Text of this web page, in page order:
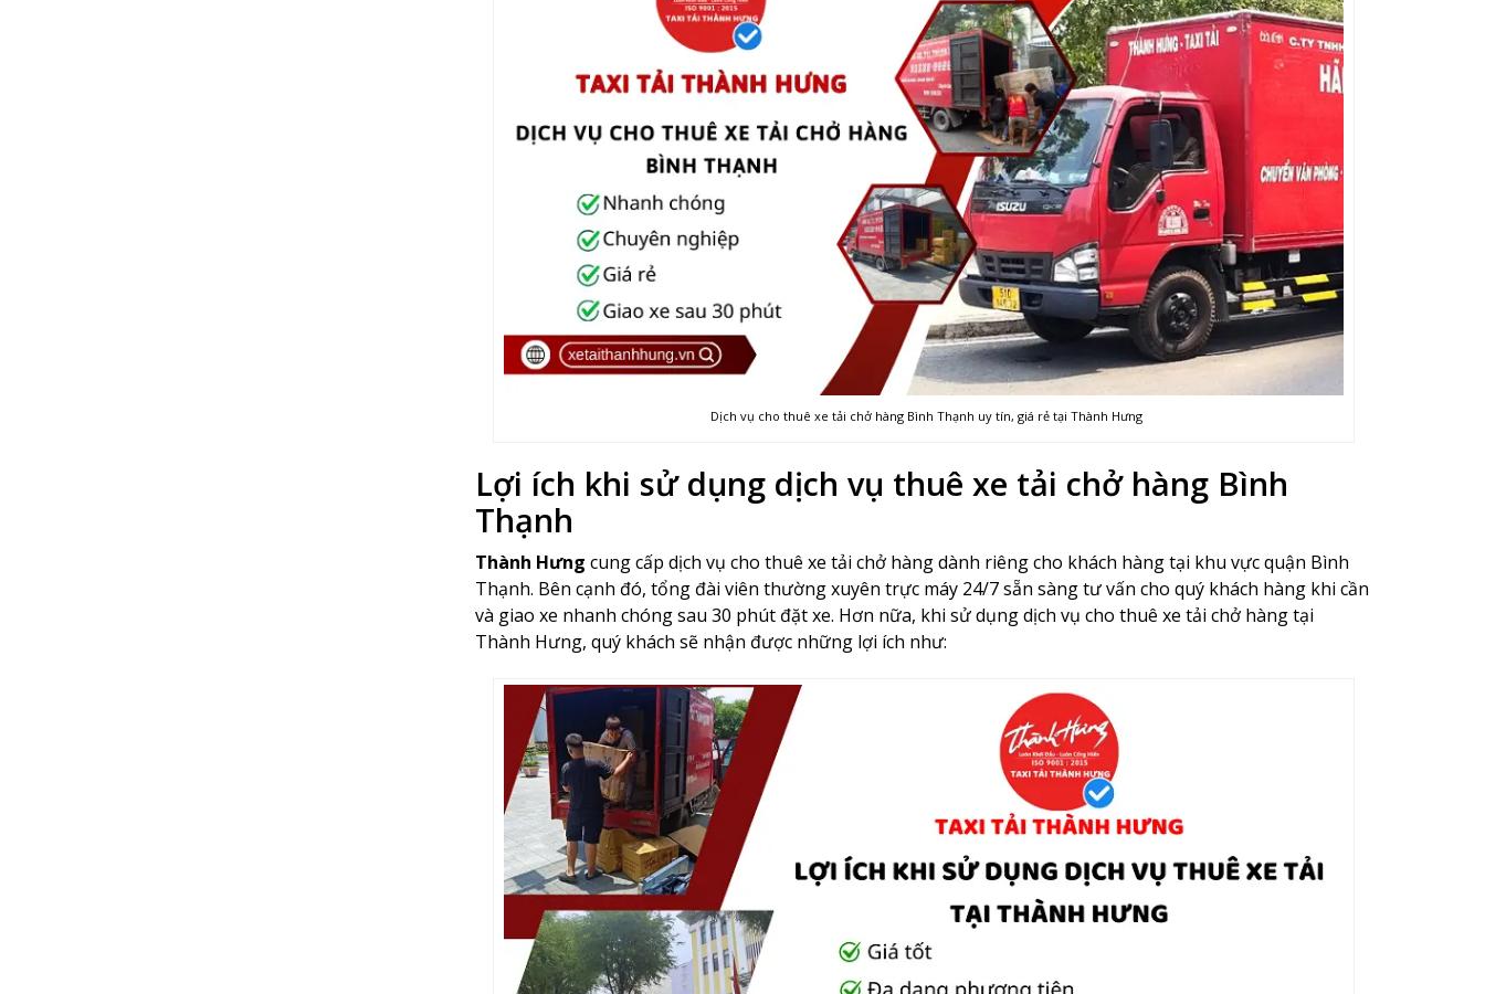
Dịch vụ cho thuê xe tải chở hàng Bình Thạnh uy tín, giá rẻ tại Thành Hưng
Lợi ích khi sử dụng dịch vụ thuê xe tải chở hàng Bình
Thạnh
Thành Hưng cung cấp dịch vụ cho thuê xe tải chở hàng dành riêng cho khách hàng tại khu vực quận Bình
Thạnh. Bên cạnh đó, tổng đài viên thường xuyên trực máy 24/7 sẵn sàng tư vấn cho quý khách hàng khi cần
và giao xe nhanh chóng sau 30 phút đặt xe. Hơn nữa, khi sử dụng dịch vụ cho thuê xe tải chở hàng tại
Thành Hưng, quý khách sẽ nhận được những lợi ích như: